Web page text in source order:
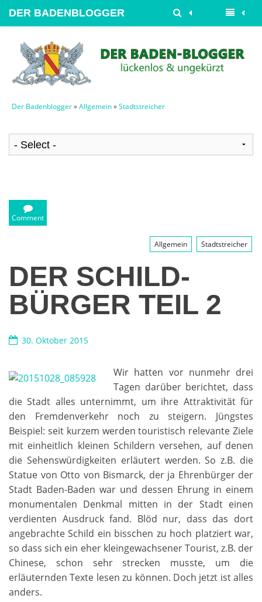
DER BADENBLOGGER
Der Badenblogger»Allgemein»Stadtstreicher
Comment
Allgemein Stadtstreicher
DER SCHILD-
BÜRGER TEIL 2
30. Oktober 2015
Wir hatten vor nunmehr drei
Tagen darüber berichtet, dass
die Stadt alles unternimmt, um ihre Attraktivität für
den Fremdenverkehr noch zu steigern. Jüngstes
Beispiel: seit kurzem werden touristisch relevante Ziele
mit einheitlich kleinen Schildern versehen, auf denen
die Sehenswürdigkeiten erläutert werden. So z.B. die
Statue von Otto von Bismarck, der ja Ehrenbürger der
Stadt Baden-Baden war und dessen Ehrung in einem
monumentalen Denkmal mitten in der Stadt einen
verdienten Ausdruck fand. Blöd nur, dass das dort
angebrachte Schild ein bisschen zu hoch platziert war,
so dass sich ein eher kleingewachsener Tourist, z.B. der
Chinese, schon sehr strecken musste, um die
erläuternden Texte lesen zu können. Doch jetzt ist alles
anders.